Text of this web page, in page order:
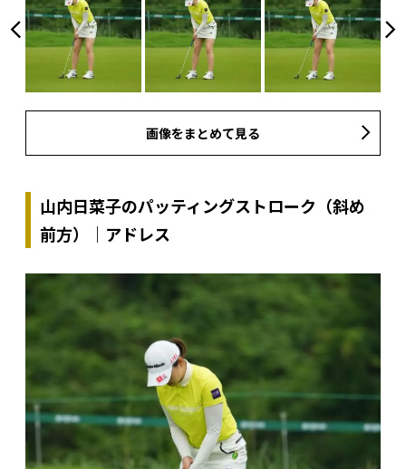
画像をまとめて見る
山内日菜子のパッティングストローク（斜め
前方）｜アドレス